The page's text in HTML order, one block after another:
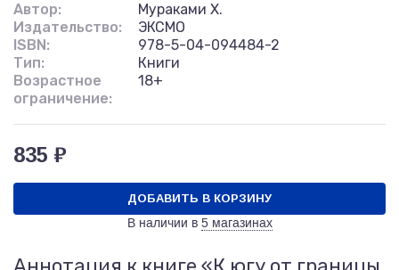
Автор:
Мураками Х.
Издательство:
ЭКСМО
ISBN:
978-5-04-094484-2
Тип:
Книги
Возрастное
ограничение:
18+
835 ₽
ДОБАВИТЬ В КОРЗИНУ
В наличии в 5 магазинах